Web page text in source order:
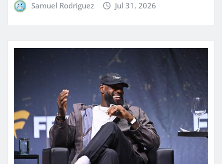
Samuel Rodriguez Jul 31, 2026